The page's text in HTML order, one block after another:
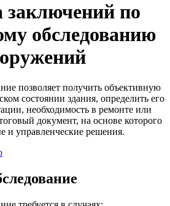
заключений по
обследованию
позволяет получить объективную
состоянии здания, определить его
необходимость в ремонте или
документ, на основе которого
и управленческие решения.